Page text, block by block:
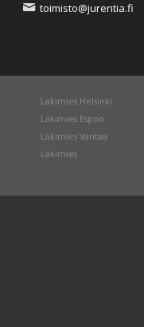
toimisto@jurentia.fi
Lakimies Helsinki
Lakimies Espoo
Lakimies Vantaa
Lakimies